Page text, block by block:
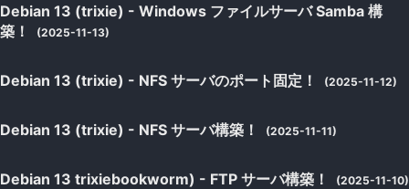
Debian 13 (trixie) - Windows ファイルサーバ Samba 構
築！
(2025-11-13)
Debian 13 (trixie) - NFS サーバのポート固定！ (2025-11-12)
Debian 13 (trixie) - NFS サーバ構築！ (2025-11-11)
Debian 13 trixiebookworm) - FTP サーバ構築！ (2025-11-10)